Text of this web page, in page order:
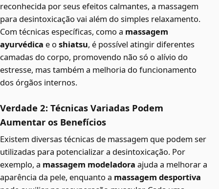
reconhecida por seus efeitos calmantes, a massagem
para desintoxicação vai além do simples relaxamento.
Com técnicas específicas, como a massagem
ayurvédica e o shiatsu, é possível atingir diferentes
camadas do corpo, promovendo não só o alívio do
estresse, mas também a melhoria do funcionamento
dos órgãos internos.
Verdade 2: Técnicas Variadas Podem
Aumentar os Benefícios
Existem diversas técnicas de massagem que podem ser
utilizadas para potencializar a desintoxicação. Por
exemplo, a massagem modeladora ajuda a melhorar a
aparência da pele, enquanto a massagem desportiva